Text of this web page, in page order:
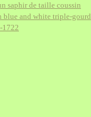
saphir de taille coussin
blue and white triple-gourd
1722